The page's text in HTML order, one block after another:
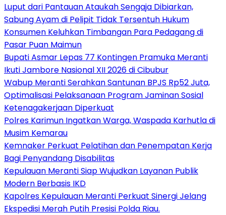
Luput dari Pantauan Ataukah Sengaja Dibiarkan,
Sabung Ayam di Pelipit Tidak Tersentuh Hukum
Konsumen Keluhkan Timbangan Para Pedagang di
Pasar Puan Maimun
Bupati Asmar Lepas 77 Kontingen Pramuka Meranti
Ikuti Jambore Nasional XII 2026 di Cibubur
Wabup Meranti Serahkan Santunan BPJS Rp52 Juta,
Optimalisasi Pelaksanaan Program Jaminan Sosial
Ketenagakerjaan Diperkuat
Polres Karimun Ingatkan Warga, Waspada Karhutla di
Musim Kemarau
Kemnaker Perkuat Pelatihan dan Penempatan Kerja
Bagi Penyandang Disabilitas
Kepulauan Meranti Siap Wujudkan Layanan Publik
Modern Berbasis IKD
Kapolres Kepulauan Meranti Perkuat Sinergi Jelang
Ekspedisi Merah Putih Presisi Polda Riau.